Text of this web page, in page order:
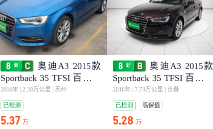
奥迪A3 2015款
Sportback 35 TFSI 百万纪
念舒享型
2016年 2.39万公里 苏州
已检测
5.37 万
奥迪A3 2015款
Sportback 35 TFSI 百万纪
念舒享型
2016年 7.73万公里 长春
已检测 高保值
5.28 万